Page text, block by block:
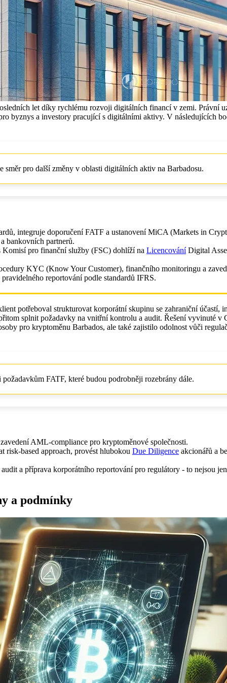
let díky rychlému rozvoji digitálních financí v zemi. Právní
byznys a investory pracující s digitálními aktivy. V následujících
pro další změny v oblasti digitálních aktiv na Barbadosu.
integruje doporučení FATF a ustanovení MiCA (Markets in
bankovních partnerů.
Komisí pro finanční služby (FSC) dohlíží na LicencováníDigital
KYC (Know Your Customer), finančního monitoringu a
reportování podle standardů IFRS.
potřeboval strukturovat korporátní skupinu se zahraniční účastí,
splnit požadavky na vnitřní kontrolu a audit. Řešení vyvinuté v
pro kryptoměnu Barbados, ale také zajistilo odolnost vůči
FATF, které budou podrobněji rozebrány dále.
AML-compliance pro kryptoměnové společnosti.
risk-based approach, provést hlubokou Due Diligence akcionářů a
a příprava korporátního reportování pro regulátory - to nejsou
a podmínky